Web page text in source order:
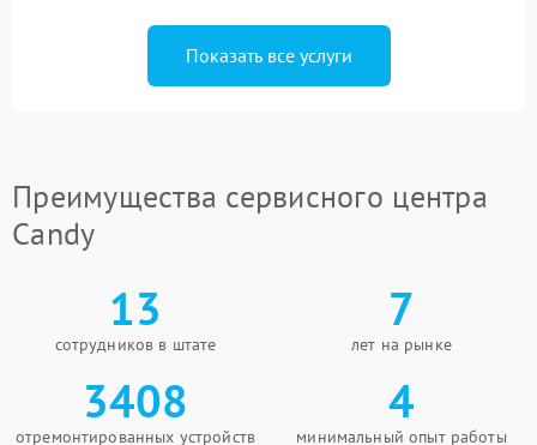
Показать все услуги
Преимущества сервисного центра
Candy
13
сотрудников в штате
7
лет на рынке
3408
отремонтированных устройств
4
минимальный опыт работы